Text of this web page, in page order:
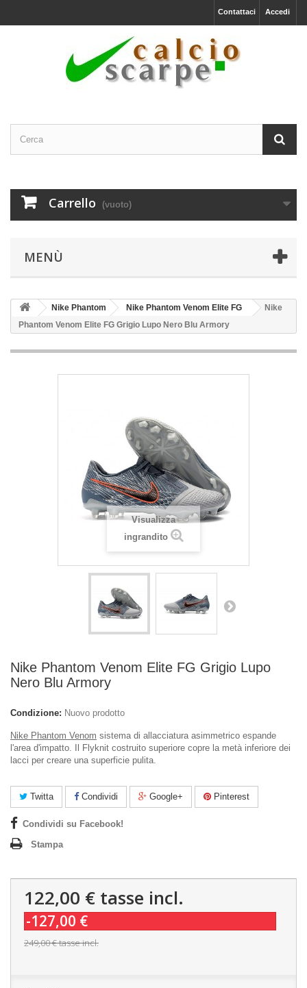
Accedi
Contattaci
Carrello (vuoto)
MENÙ
Nike Phantom Nike Phantom Venom Elite FG
Nike
Phantom Venom Elite FG Grigio Lupo Nero Blu Armory
Visualizza
ingrandito
Nike Phantom Venom Elite FG Grigio Lupo
Nero Blu Armory
Condizione: Nuovo prodotto
Nike Phantom Venom sistema di allacciatura asimmetrico espande
l'area d'impatto. Il Flyknit costruito superiore copre la metà inferiore dei
lacci per creare una superficie pulita.
Twitta Condividi Google+ Pinterest
Condividi su Facebook!
Stampa
122,00 € tasse incl.
-127,00 €
249,00 €tasse incl.